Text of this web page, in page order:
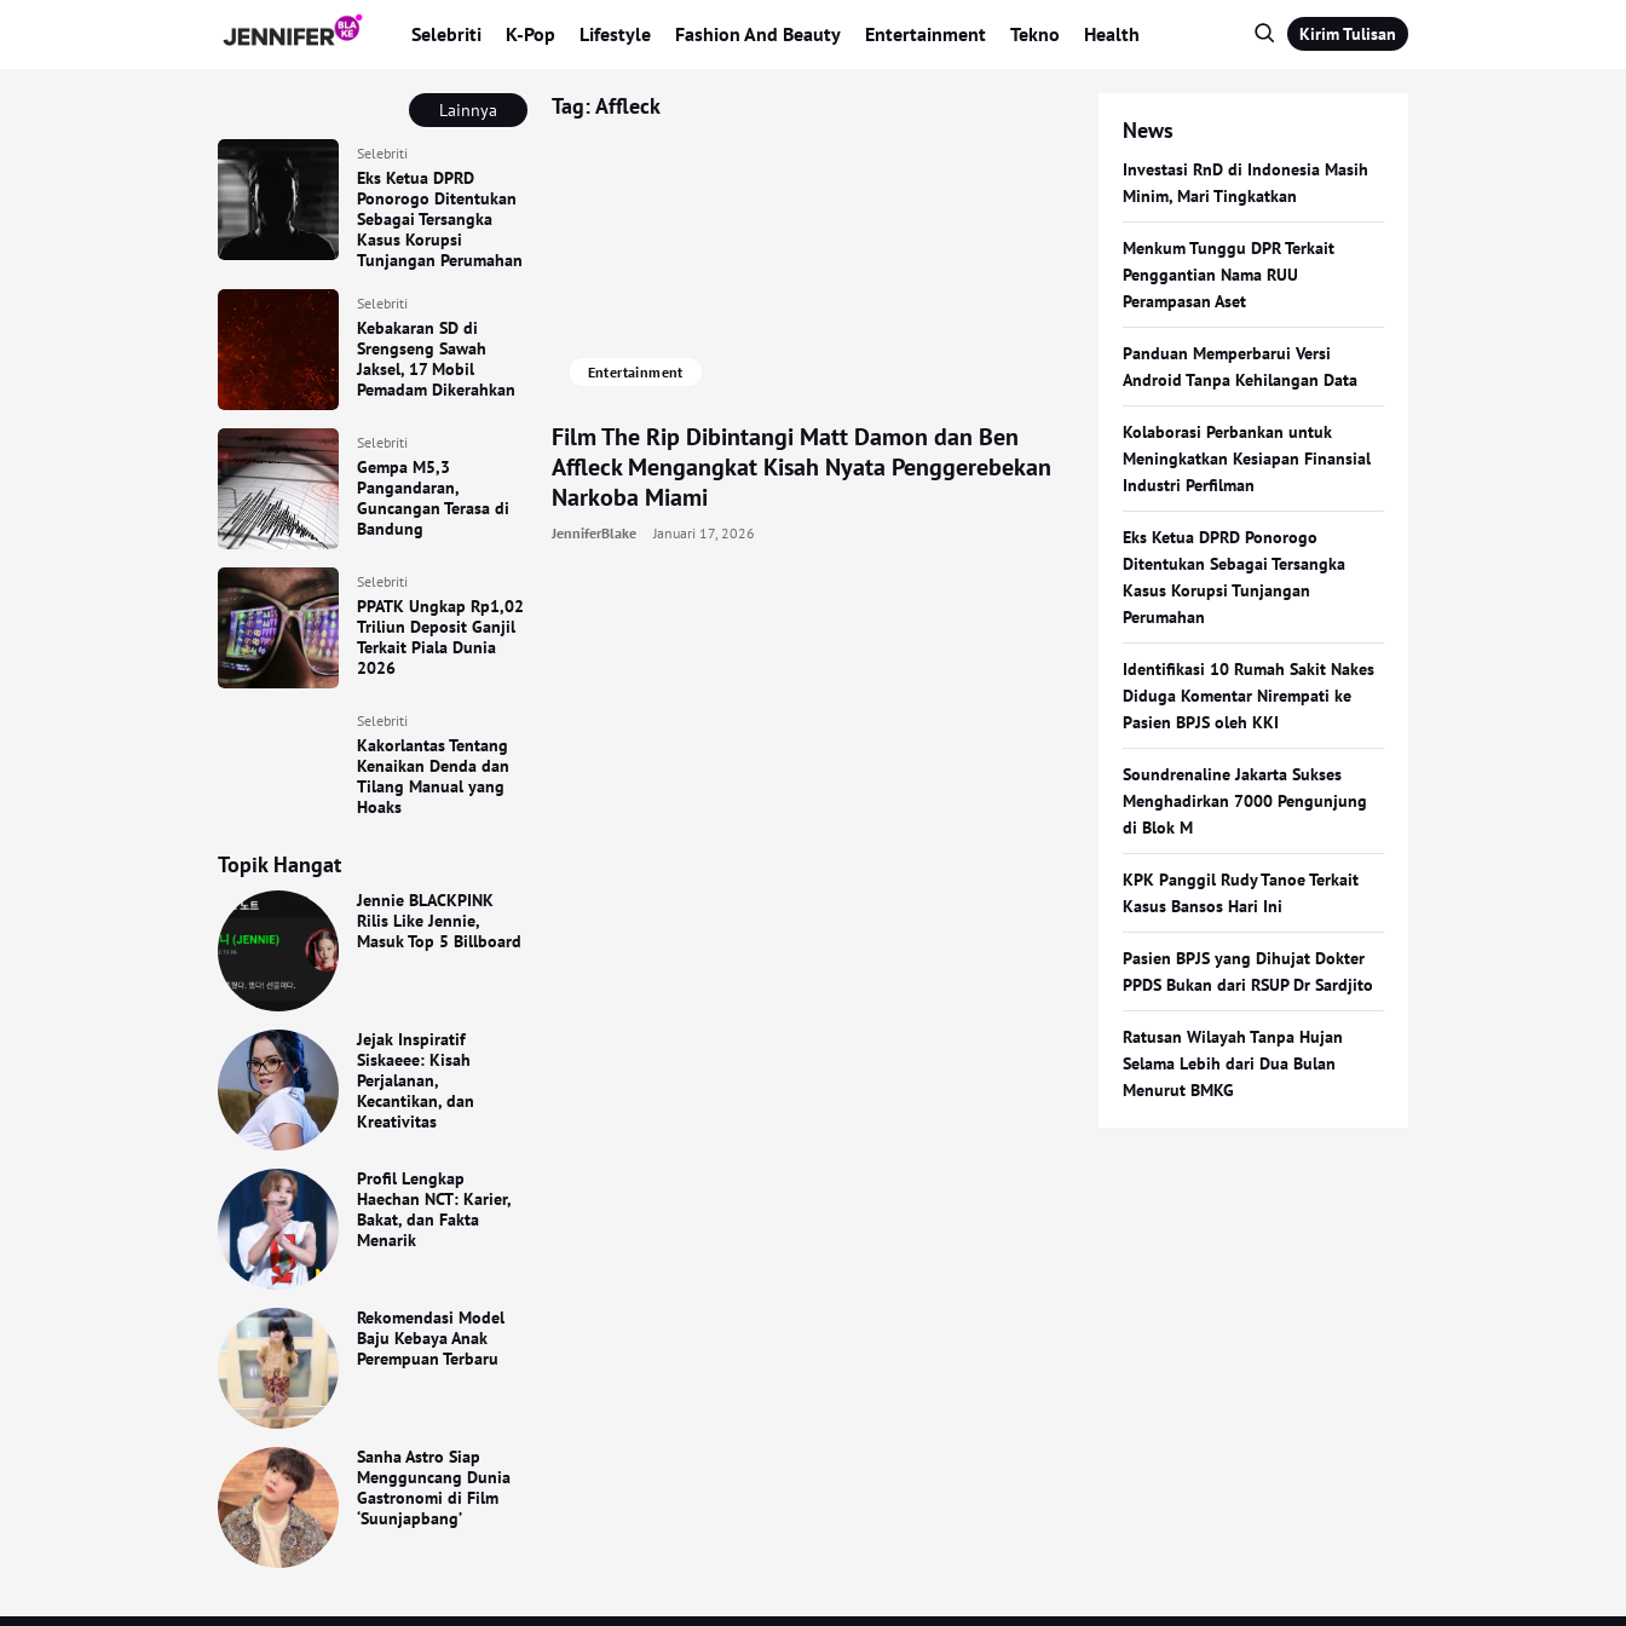
Selebriti K-Pop Lifestyle Fashion And Beauty Entertainment Tekno Health Kirim Tulisan
Lainnya
Selebriti
Eks Ketua DPRD
Ponorogo Ditentukan
Sebagai Tersangka
Kasus Korupsi
Tunjangan Perumahan
Selebriti
Kebakaran SD di
Srengseng Sawah
Jaksel, 17 Mobil
Pemadam Dikerahkan
Selebriti
Gempa M5,3
Pangandaran,
Guncangan Terasa di
Bandung
Selebriti
PPATK Ungkap Rp1,02
Triliun Deposit Ganjil
Terkait Piala Dunia
2026
Selebriti
Kakorlantas Tentang
Kenaikan Denda dan
Tilang Manual yang
Hoaks
Topik Hangat
Jennie BLACKPINK
Rilis Like Jennie,
Masuk Top 5 Billboard
Jejak Inspiratif
Siskaeee: Kisah
Perjalanan,
Kecantikan, dan
Kreativitas
Profil Lengkap
Haechan NCT: Karier,
Bakat, dan Fakta
Menarik
Rekomendasi Model
Baju Kebaya Anak
Perempuan Terbaru
Sanha Astro Siap
Mengguncang Dunia
Gastronomi di Film
‘Suunjapbang’
Tag:Affleck
Entertainment
Film The Rip Dibintangi Matt Damon dan Ben
Affleck Mengangkat Kisah Nyata Penggerebekan
Narkoba Miami
JenniferBlake Januari 17, 2026
News
Investasi RnD di Indonesia Masih
Minim, Mari Tingkatkan
Menkum Tunggu DPR Terkait
Penggantian Nama RUU
Perampasan Aset
Panduan Memperbarui Versi
Android Tanpa Kehilangan Data
Kolaborasi Perbankan untuk
Meningkatkan Kesiapan Finansial
Industri Perfilman
Eks Ketua DPRD Ponorogo
Ditentukan Sebagai Tersangka
Kasus Korupsi Tunjangan
Perumahan
Identifikasi 10 Rumah Sakit Nakes
Diduga Komentar Nirempati ke
Pasien BPJS oleh KKI
Soundrenaline Jakarta Sukses
Menghadirkan 7000 Pengunjung
di Blok M
KPK Panggil Rudy Tanoe Terkait
Kasus Bansos Hari Ini
Pasien BPJS yang Dihujat Dokter
PPDS Bukan dari RSUP Dr Sardjito
Ratusan Wilayah Tanpa Hujan
Selama Lebih dari Dua Bulan
Menurut BMKG